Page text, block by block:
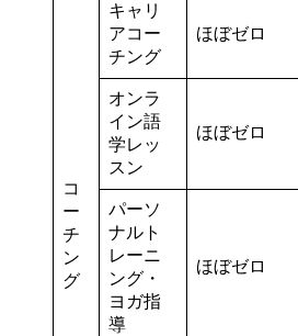
コ
ー
チ
ン
グ
キャリ
アコー
チング
ほぼゼロ
オンラ
イン語
学レッ
スン
ほぼゼロ
パーソ
ナルト
レーニ
ング・
ヨガ指
導
ほぼゼロ